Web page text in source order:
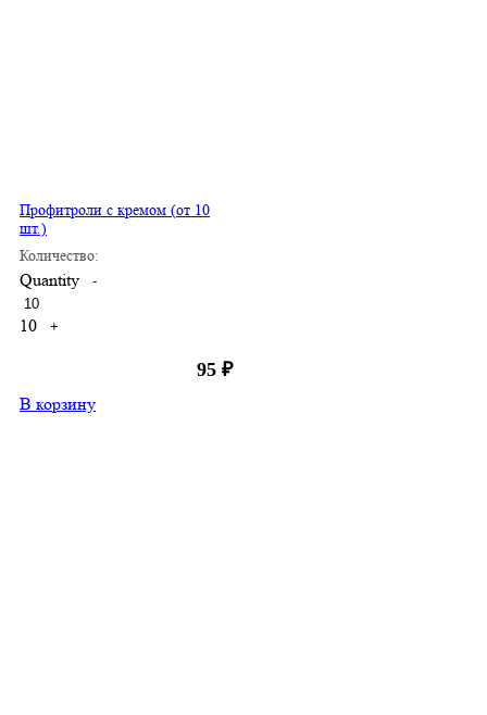
Профитроли с кремом (от 10
шт.)
Количество:
Quantity -
10 +
95 ₽
В корзину